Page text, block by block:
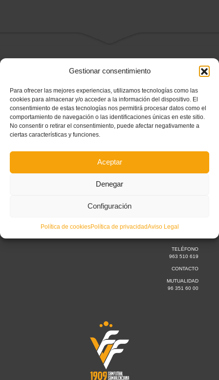
Gestionar consentimiento
Para ofrecer las mejores experiencias, utilizamos tecnologías como las
cookies para almacenar y/o acceder a la información del dispositivo. El
consentimiento de estas tecnologías nos permitirá procesar datos como el
comportamiento de navegación o las identificaciones únicas en este sitio.
No consentir o retirar el consentimiento, puede afectar negativamente a
ciertas características y funciones.
Aceptar
Denegar
Configuración
Política de cookiesPolítica de privacidadAviso Legal
Federación
Competiciones
Certificados
VALENTA
Árbitræs
Entrenadoræs
TELÉFONO
963 510 619
CONTACTO
MUTUALIDAD
96 351 60 00